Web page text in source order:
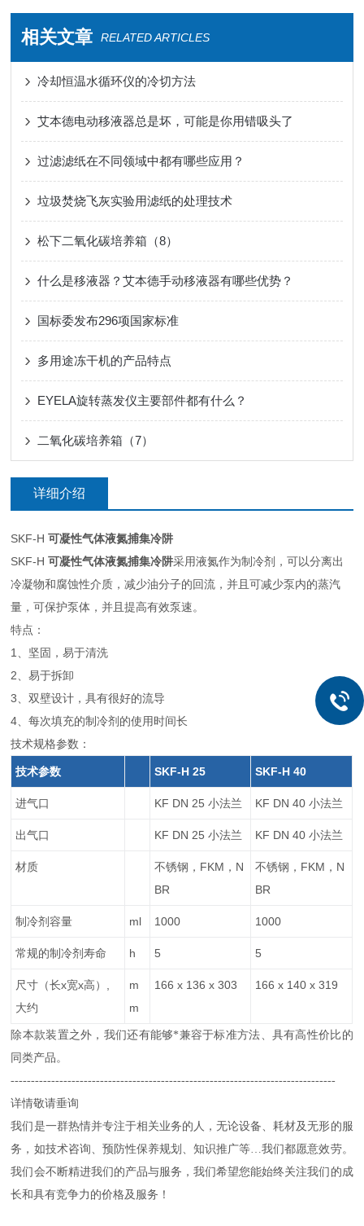
相关文章 RELATED ARTICLES
冷却恒温水循环仪的冷切方法
艾本德电动移液器总是坏，可能是你用错吸头了
过滤滤纸在不同领域中都有哪些应用？
垃圾焚烧飞灰实验用滤纸的处理技术
松下二氧化碳培养箱（8）
什么是移液器？艾本德手动移液器有哪些优势？
国标委发布296项国家标准
多用途冻干机的产品特点
EYELA旋转蒸发仪主要部件都有什么？
二氧化碳培养箱（7）
详细介绍
SKF-H可凝性气体液氮捕集冷阱
SKF-H可凝性气体液氮捕集冷阱采用液氮作为制冷剂，可以分离出
冷凝物和腐蚀性介质，减少油分子的回流，并且可减少泵内的蒸汽
量，可保护泵体，并且提高有效泵速。
特点：
1、坚固，易于清洗
2、易于拆卸
3、双壁设计，具有很好的流导
4、每次填充的制冷剂的使用时间长
技术规格参数：
技术参数 SKF-H 25 SKF-H 40
进气口 KF DN 25 小法兰 KF DN 40 小法兰
出气口 KF DN 25 小法兰 KF DN 40 小法兰
材质
不锈钢，FKM，N
BR
不锈钢，FKM，N
BR
制冷剂容量 ml 1000 1000
常规的制冷剂寿命 h 5 5
尺寸（长x宽x高）,
大约
m
m
166 x 136 x 303 166 x 140 x 319
除本款装置之外，我们还有能够*兼容于标准方法、具有高性价比的
同类产品。
--------------------------------------------------------------------------------
详情敬请垂询
我们是一群热情并专注于相关业务的人，无论设备、耗材及无形的服
务，如技术咨询、预防性保养规划、知识推广等…我们都愿意效劳。
我们会不断精进我们的产品与服务，我们希望您能始终关注我们的成
长和具有竞争力的价格及服务！